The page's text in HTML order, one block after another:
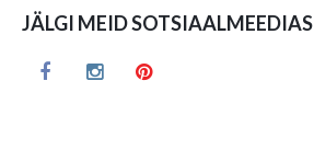
JÄLGI MEID SOTSIAALMEEDIAS